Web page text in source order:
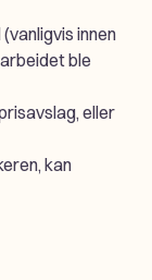
innen
ble
eller
kan